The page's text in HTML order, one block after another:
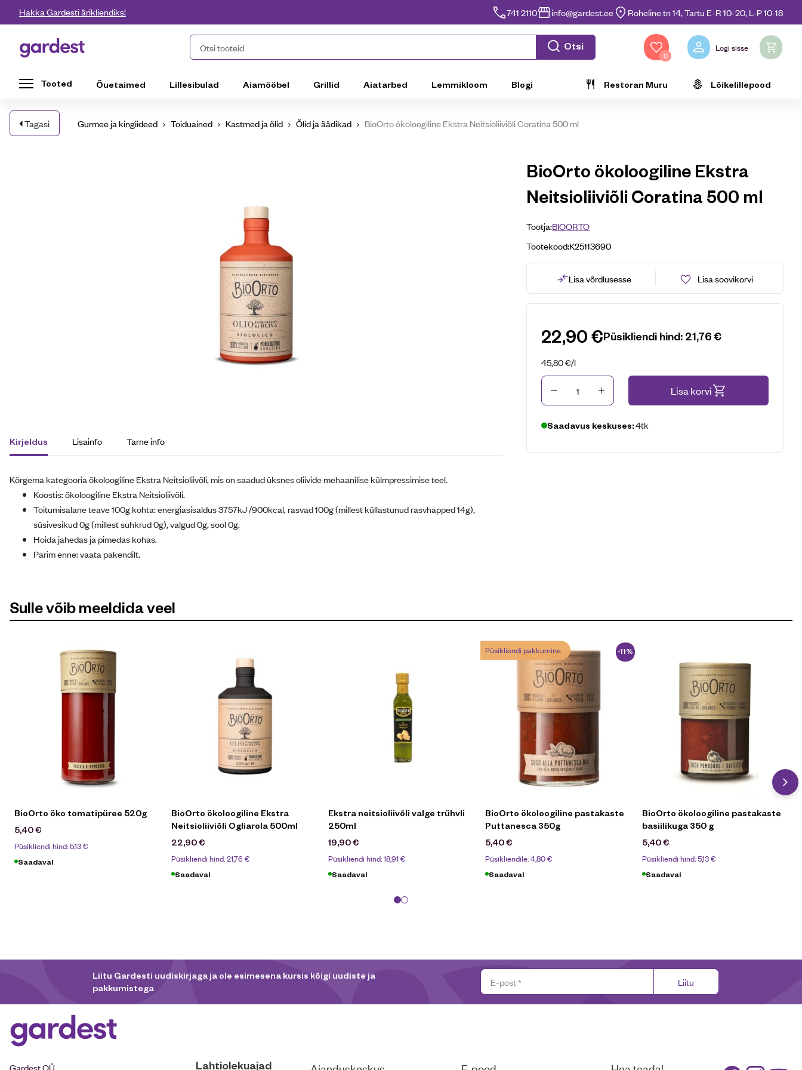
Liigu edasi põhisisu juurde
Hakka Gardesti ärikliendiks! 741 2110 info@gardest.ee Roheline tn 14, Tartu E-R 10-20, L-P 10-18
Gardest Otsi tooteid Otsi
0
Logi sisse
Tooted Õuetaimed Lillesibulad Aiamööbel Grillid Aiatarbed Lemmikloom Blogi Restoran Muru Lõikelillepood
Tagasi Gurmee ja kingiideed Toiduained Kastmed ja õlid Õlid ja äädikad BioOrto ökoloogiline Ekstra Neitsioliiviõli Coratina 500 ml
Kirjeldus Lisainfo Tarne info
Kõrgema kategooria ökoloogiline Ekstra Neitsioliivõli, mis on saadud üksnes oliivide mehaanilise külmpressimise teel.
Koostis: ökoloogiline Ekstra Neitsioliivõli.
Toitumisalane teave 100g kohta: energiasisaldus 3757kJ /900kcal, rasvad 100g (millest küllastunud rasvhapped 14g),
süsivesikud 0g (millest suhkrud 0g), valgud 0g, sool 0g.
Hoida jahedas ja pimedas kohas.
Parim enne: vaata pakendilt.
BioOrto ökoloogiline Ekstra
Neitsioliiviõli Coratina 500 ml
Tootja:BIOORTO
Tootekood:K25113690
Lisa võrdlusesse Lisa soovikorvi
22,90€Püsikliendi hind: 21,76€
45,80€/l
Kogus Lisa korvi
Saadavus keskuses:4tk
Sulle võib meeldida veel
BioOrto öko tomatipüree 520g
5,40€
Püsikliendi hind:5,13€
Saadaval
BioOrto ökoloogiline Ekstra
Neitsioliiviõli Ogliarola 500ml
22,90€
Püsikliendi hind:21,76€
Saadaval
Ekstra neitsioliivõli valge trühvli
250ml
19,90€
Püsikliendi hind:18,91 €
Saadaval
Püsikliendi pakkumine -11%
BioOrto ökoloogiline pastakaste
Puttanesca 350g
5,40€
Püsikliendile:4,80€
Saadaval
BioOrto ökoloogiline pastakaste
basiilikuga 350 g
5,40€
Püsikliendi hind:5,13€
Saadaval
Liitu Gardesti uudiskirjaga ja ole esimesena kursis kõigi uudiste ja
pakkumistega
Liitu
Lahtiolekuajad